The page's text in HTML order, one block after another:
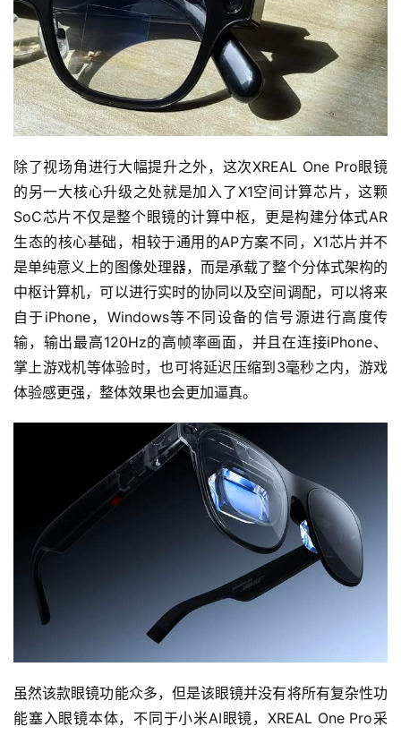
首
页
除了视场角进行大幅提升之外，这次XREAL One Pro眼镜
的另一大核心升级之处就是加入了X1空间计算芯片，这颗
SoC芯片不仅是整个眼镜的计算中枢，更是构建分体式AR
生态的核心基础，相较于通用的AP方案不同，X1芯片并不
是单纯意义上的图像处理器，而是承载了整个分体式架构的
中枢计算机，可以进行实时的协同以及空间调配，可以将来
自于iPhone，Windows等不同设备的信号源进行高度传
输，输出最高120Hz的高帧率画面，并且在连接iPhone、
掌上游戏机等体验时，也可将延迟压缩到3毫秒之内，游戏
体验感更强，整体效果也会更加逼真。
虽然该款眼镜功能众多，但是该眼镜并没有将所有复杂性功
能塞入眼镜本体，不同于小米AI眼镜，XREAL One Pro采